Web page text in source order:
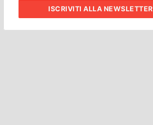
ISCRIVITIALLA NEWSLETTER